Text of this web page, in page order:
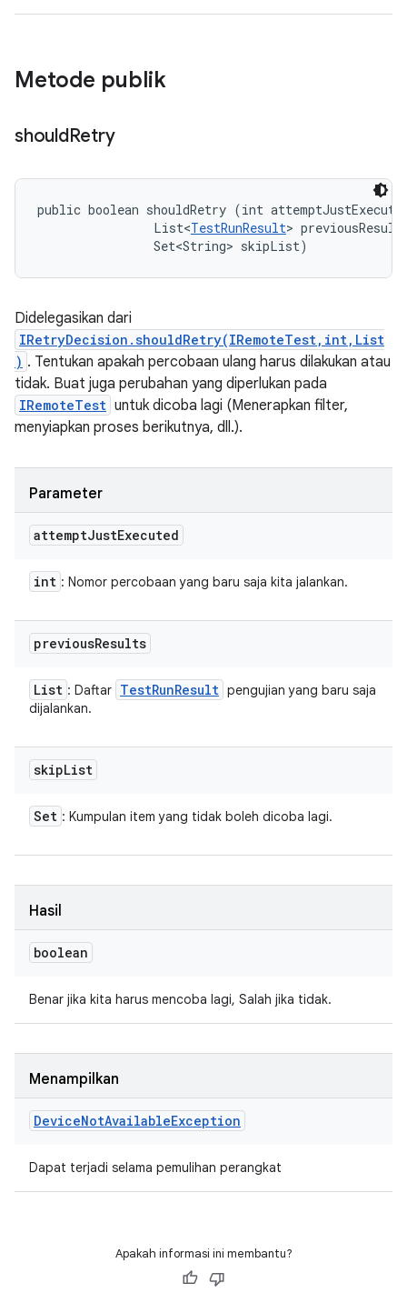
Metode publik
shouldRetry
public boolean shouldRetry (int
                List<
TestRunResult>
                Set<String> skipList)
Didelegasikan dari
IRetryDecision.shouldRetry(IRemoteTest,int,List
) . Tentukan apakah percobaan ulang harus dilakukan atau
tidak. Buat juga perubahan yang diperlukan pada
IRemoteTest untuk dicoba lagi (Menerapkan filter,
menyiapkan proses berikutnya, dll.).
Parameter
attemptJustExecuted
int : Nomor percobaan yang baru saja kita jalankan.
previousResults
List : Daftar TestRunResult pengujian yang baru saja
dijalankan.
skipList
Set : Kumpulan item yang tidak boleh dicoba lagi.
Hasil
boolean
Benar jika kita harus mencoba lagi, Salah jika tidak.
Menampilkan
DeviceNotAvailableException
Dapat terjadi selama pemulihan perangkat
Apakah informasi ini membantu?